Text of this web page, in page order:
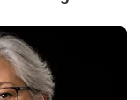
berbaik sangka